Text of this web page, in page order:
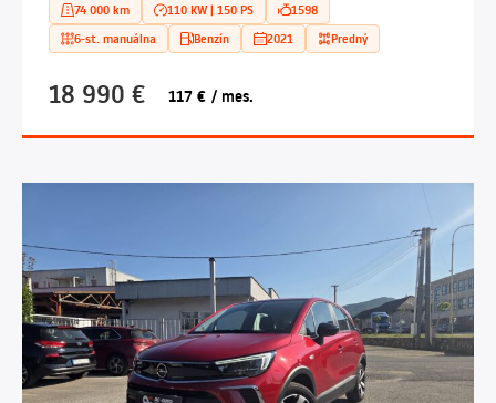
74 000 km 110 KW | 150 PS
1598
6-st. manuálna
Benzín 2021 Predný
18 990 € 117 € / mes.